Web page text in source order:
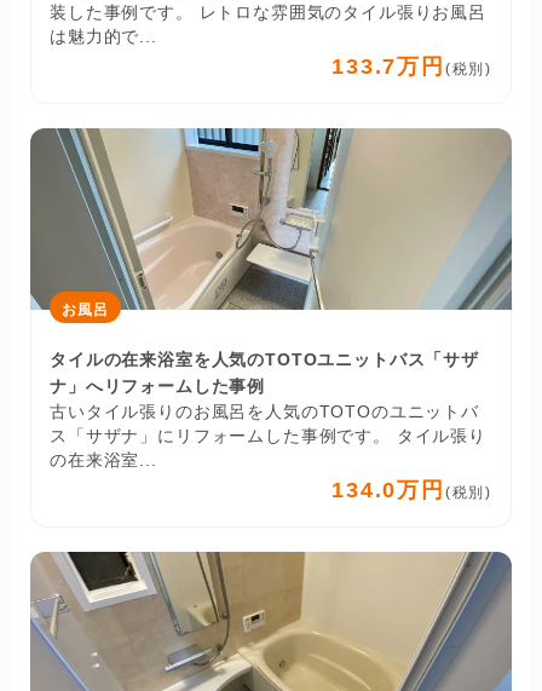
装した事例です。 レトロな雰囲気のタイル張りお風呂
は魅力的で...
133.7万円 (税別)
お風呂
タイルの在来浴室を人気のTOTOユニットバス「サザ
ナ」へリフォームした事例
古いタイル張りのお風呂を人気のTOTOのユニットバ
ス「サザナ」にリフォームした事例です。 タイル張り
の在来浴室...
134.0万円 (税別)